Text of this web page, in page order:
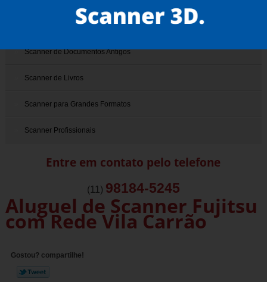
Scanner de Documentos
Scanner de Documentos Antigos
Scanner de Livros
Scanner para Grandes Formatos
Scanner Profissionais
Entre em contato pelo telefone
(11) 98184-5245
Aluguel de Scanner Fujitsu
com Rede Vila Carrão
Gostou? compartilhe!